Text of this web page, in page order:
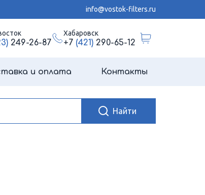
info@vostok-filters.ru
249-26-87
Хабаровск
+7 (421)290-65-12
и оплата Контакты